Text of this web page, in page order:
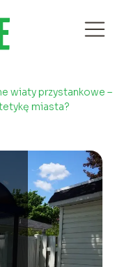
wiaty przystankowe –
miasta?